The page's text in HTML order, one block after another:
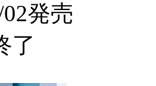
発売
了